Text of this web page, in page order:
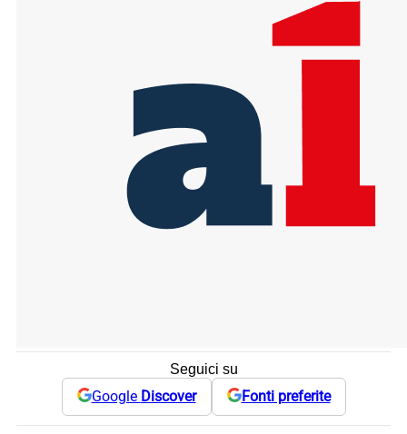
Seguici su
Google Discover Fonti preferite